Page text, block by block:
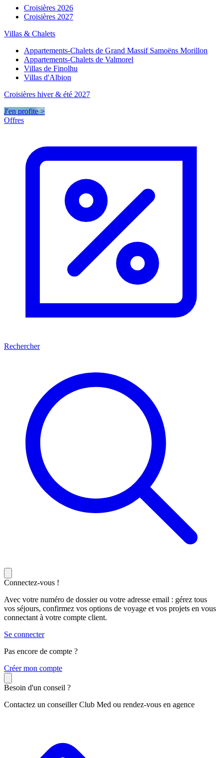
Croisières 2026
Croisières 2027
Villas & Chalets
Appartements-Chalets de Grand Massif Samoëns Morillon
Appartements-Chalets de Valmorel
Villas de Finolhu
Villas d'Albion
Croisières hiver & été 2027
J'en profite >
Offres
Rechercher
Connectez-vous !
Avec votre numéro de dossier ou votre adresse email : gérez tous
vos séjours, confirmez vos options de voyage et vos projets en vous
connectant à votre compte client.
Se connecter
Pas encore de compte ?
Créer mon compte
Besoin d'un conseil ?
Contactez un conseiller Club Med ou rendez-vous en agence